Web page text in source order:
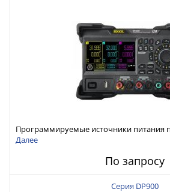
Программируемые источники питания
мощностью 222 Вт, 3 канала
Далее
По запросу
Серия DP900